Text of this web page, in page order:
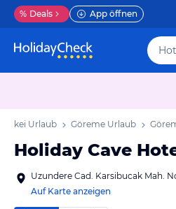
% Deals App öffnen
Urlaub Göreme Urlaub
Holiday Cave
Uzundere Cad. Karsibucak Mah.
Auf Karte anzeigen